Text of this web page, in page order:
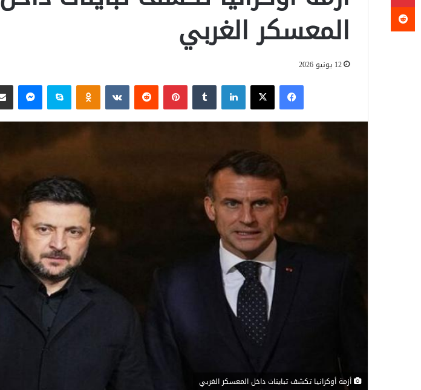
المعسكر الغربي
12 يونيو 2026
فيسبوك ‫X لينكدإن بينتيريست سكايب
أزمة أوكرانيا تكشف تباينات داخل المعسكر الغربي